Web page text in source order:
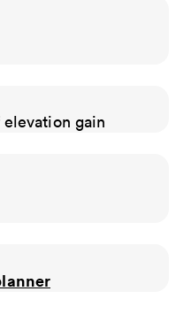
elevation gain